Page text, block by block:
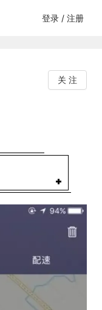
登录 / 注册
关 注